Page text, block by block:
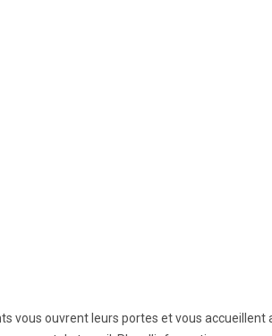
vous ouvrent leurs portes et vous accueillent